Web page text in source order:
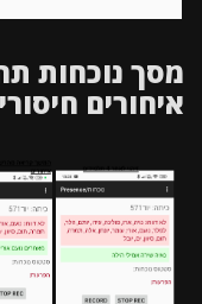
מסך נוכחות
איחורים